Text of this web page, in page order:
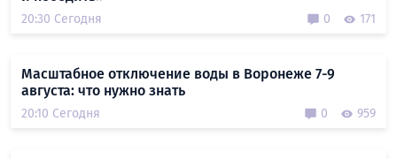
20:30 Сегодня 0 171
Масштабное отключение воды в Воронеже 7-9
августа: что нужно знать
20:10 Сегодня 0 959